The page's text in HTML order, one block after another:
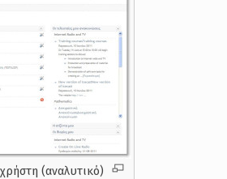
(αναλυτικό)